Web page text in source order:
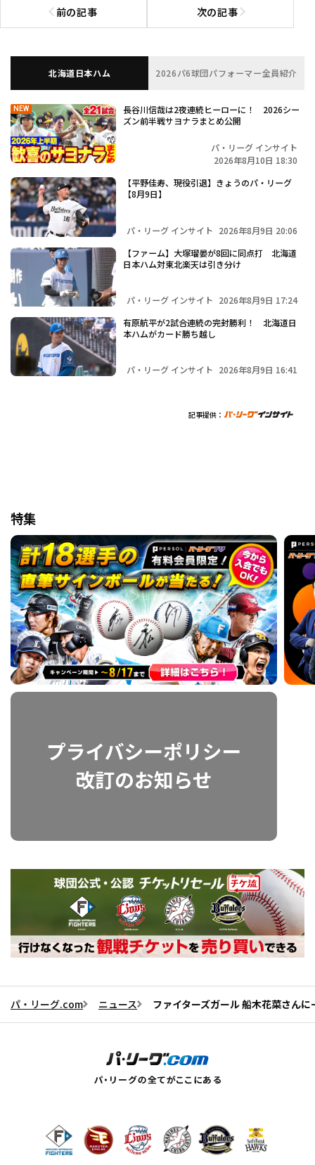
前の記事
前の記事へ 次の記事次の記事へ
北海道日本ハム 2026パ6球団パフォーマー全員紹介
NEW
長谷川信哉は2夜連続ヒーローに！ 2026シー
ズン前半戦サヨナラまとめ公開
パ・リーグ インサイト
2026年8月10日 18:30
【平野佳寿、現役引退】きょうのパ・リーグ
【8月9日】
パ・リーグ インサイト 2026年8月9日 20:06
【ファーム】大塚瑠晏が8回に同点打 北海道
日本ハム対東北楽天は引き分け
パ・リーグ インサイト 2026年8月9日 17:24
有原航平が2試合連続の完封勝利！ 北海道日
本ハムがカード勝ち越し
パ・リーグ インサイト 2026年8月9日 16:41
記事提供：
特集
パ・リーグ.com ニュース ファイターズガール 船木花菜さん